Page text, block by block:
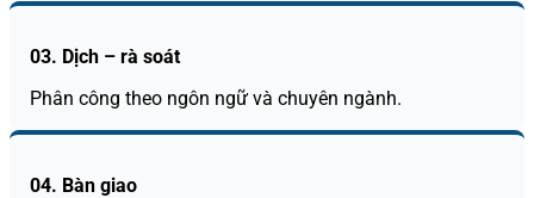
03. Dịch – rà soát
Phân công theo ngôn ngữ và chuyên ngành.
04. Bàn giao